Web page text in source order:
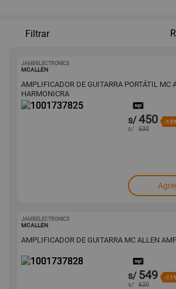
Filtrar
JAMBELECTRONICS
MCALLEN
AMPLIFICADOR DE GUITARRA PORTÁTIL MC
HARMONICRA
s/450 -
s/ 530
JAMBELECTRONICS
MCALLEN
AMPLIFICADOR DE GUITARRA MC ALLEN
s/ 549 -
s/ 620